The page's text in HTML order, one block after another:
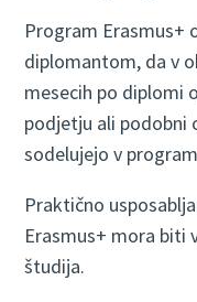
Program Erasmus+
diplomantom, da v
mesecih po diplomi
podjetju ali podobni
sodelujejo v
Praktično
Erasmus+ mora biti
študija.